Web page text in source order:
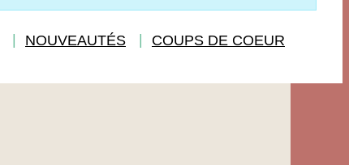
NOUVEAUTÉS COUPS DE COEUR